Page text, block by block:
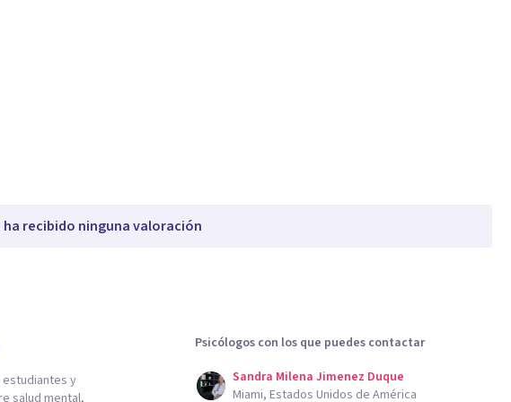
recibido ninguna valoración
y
salud mental,
Psicólogos con los que puedes contactar
Sandra Milena Jimenez Duque
Miami, Estados Unidos de América